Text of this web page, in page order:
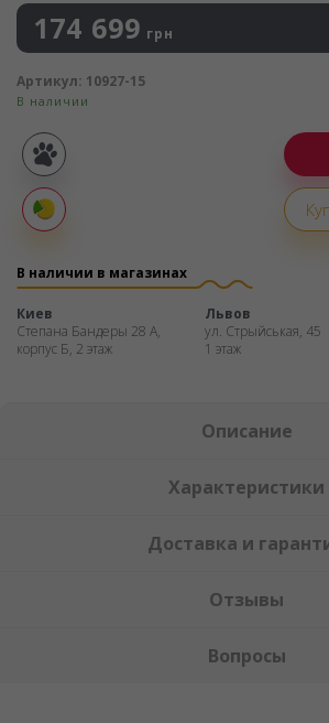
174 699 грн
В наличии
Артикул: 10927-15
Покупка
частями
В наличии в магазинах
Киев
Степана Бандеры 28 А,
корпус Б, 2 этаж
Львов
ул. Стрыйськая, 45
1 этаж
Описание
Характеристики
Доставка и
Отзывы
Вопросы